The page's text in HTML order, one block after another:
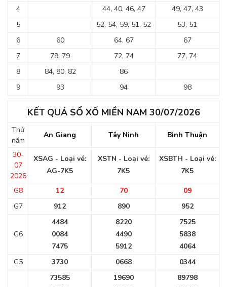
4
44, 40, 46, 47
49, 47, 43
5
52, 54, 59, 51, 52
53, 51
6
60 64, 67
67
7
79, 79 72, 74
77, 74
8
84, 80, 82
86
9
93 94 98
KẾT QUẢ SỔ XỐ MIỀN NAM 30/07/2026
Thứ
năm
An Giang Tây Ninh Bình Thuận
30-
07
2026
XSAG - Loại vé:
AG-7K5
XSTN - Loại vé:
7K5
XSBTH - Loại vé:
7K5
G8 12 70
09
G7
912 890 952
G6
4484
0084
7475
8220
4490
5912
7525
5838
4064
G5
3730 0668 0344
73585
19690
89798